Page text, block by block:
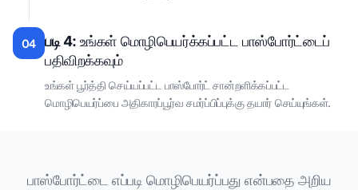
04 படி 4: உங்கள் மொழிபெயர்க்கப்பட்ட பாஸ்போர்ட்டைப்
பதிவிறக்கவும்
உங்கள் பூர்த்தி செய்யப்பட்ட பாஸ்போர்ட் சான்றளிக்கப்பட்ட
மொழிபெயர்ப்பை அதிகாரப்பூர்வ சமர்ப்பிப்புக்கு தயார் செய்யுங்கள்.
பாஸ்போர்ட்டை எப்படி மொழிபெயர்ப்பது என்பதை அறிய